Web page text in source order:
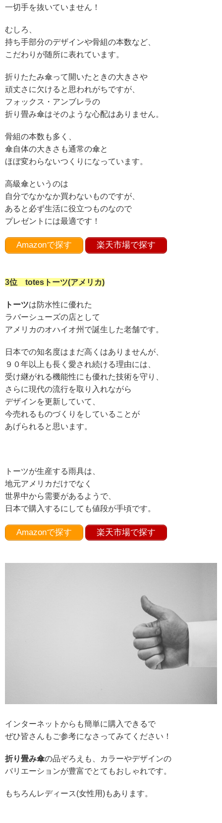
一切手を抜いていません！
むしろ、
持ち手部分のデザインや骨組の本数など、
こだわりが随所に表れています。
折りたたみ傘って開いたときの大きさや
頑丈さに欠けると思われがちですが、
フォックス・アンブレラの
折り畳み傘はそのような心配はありません。
骨組の本数も多く、
傘自体の大きさも通常の傘と
ほぼ変わらないつくりになっています。
高級傘というのは
自分でなかなか買わないものですが、
あると必ず生活に役立つものなので
プレゼントには最適です！
Amazonで探す 楽天市場で探す
3位 totesトーツ(アメリカ)
トーツは防水性に優れた
ラバーシューズの店として
アメリカのオハイオ州で誕生した老舗です。
日本での知名度はまだ高くはありませんが、
９０年以上も長く愛され続ける理由には、
受け継がれる機能性にも優れた技術を守り、
さらに現代の流行を取り入れながら
デザインを更新していて、
今売れるものづくりをしていることが
あげられると思います。
トーツが生産する雨具は、
地元アメリカだけでなく
世界中から需要があるようで、
日本で購入するにしても値段が手頃です。
Amazonで探す 楽天市場で探す
インターネットからも簡単に購入できるで
ぜひ皆さんもご参考になさってみてください！
折り畳み傘の品ぞろえも、カラーやデザインの
バリエーションが豊富でとてもおしゃれです。
もちろんレディース(女性用)もあります。